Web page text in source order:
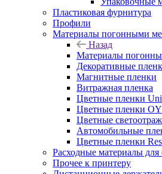
Пластиковая фурнитура
Профили
Материалы погонными
Назад
Материалы
Декоративные
Магнитные пленки
Витражная пленка
Цветные пленки
Цветные пленки
Цветные
Автомобильные
Цветные пленки
Расходные материалы для
Прочее к принтеру